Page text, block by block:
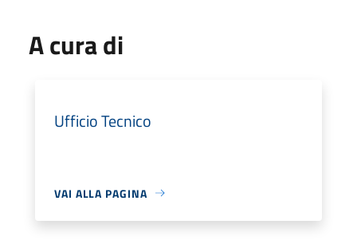
A cura di
Ufficio Tecnico
VAI ALLA PAGINA